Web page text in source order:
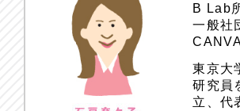
B Lab
一般社
東京大
研究員
立、代